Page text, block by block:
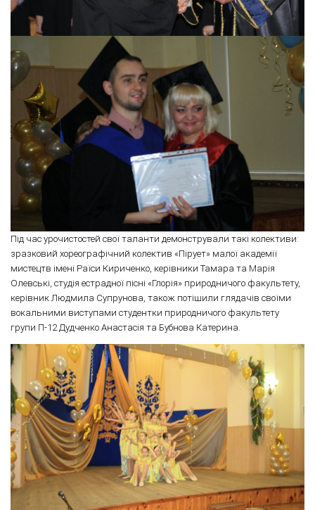
Під час урочистостей свої таланти демонстрували такі колективи:
зразковий хореографічний колектив «Пірует» малої академії
мистецтв імені Раїси Кириченко, керівники Тамара та Марія
Олевські, студія естрадної пісні «Глорія» природничого факультету,
керівник Людмила Супрунова, також потішили глядачів своїми
вокальними виступами студентки природничого факультету
групи П-12 Дудченко Анастасія та Бубнова Катерина.